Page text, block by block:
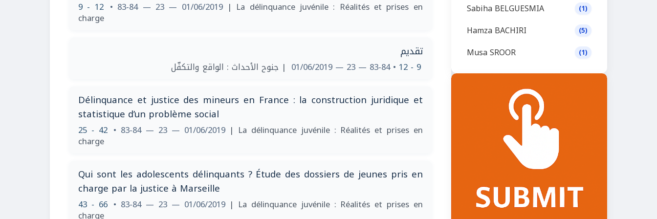
9 - 12 • 83-84 — 23 — 01/06/2019 | La délinquance juvénile : Réalités et prises en
charge
تقديم
9 - 12
• 83-84 — 23 — 01/06/2019 | جنوح الأحداث : الواقع والتكفّل
Délinquance et justice des mineurs en France : la construction juridique et
statistique d’un problème social
25 - 42 • 83-84 — 23 — 01/06/2019 | La délinquance juvénile : Réalités et prises en
charge
Qui sont les adolescents délinquants ? Étude des dossiers de jeunes pris en
charge par la justice à Marseille
43 - 66 • 83-84 — 23 — 01/06/2019 | La délinquance juvénile : Réalités et prises en
charge
Sabiha BELGUESMIA (1)
Hamza BACHIRI (5)
Musa SROOR (1)